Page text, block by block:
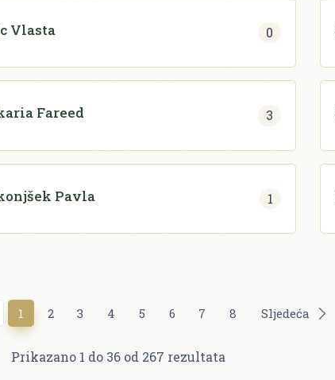
Vlasta 0
Fareed 3
Pavla 1
1 2 3 4 5 6 7 8 Sljedeća
Prikazano 1 do 36 od 267 rezultata